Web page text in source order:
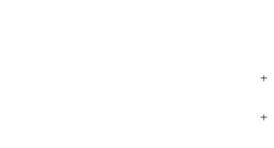
dei prodotti sia sempre curata. Al momento